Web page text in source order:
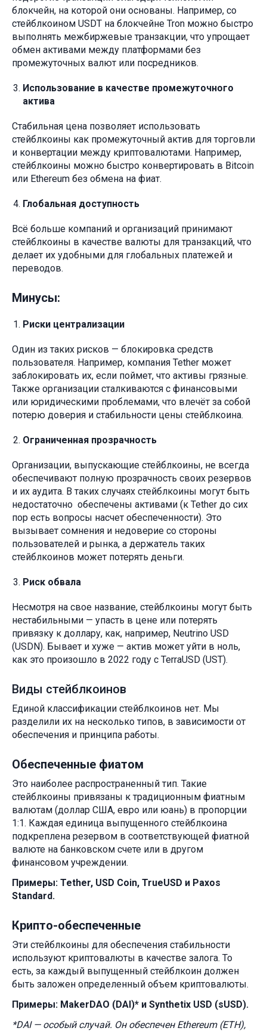
блокчейн, на которой они основаны. Например, со
стейблкоином USDT на блокчейне Tron можно быстро
выполнять межбиржевые транзакции, что упрощает
обмен активами между платформами без
промежуточных валют или посредников.
Использование в качестве промежуточного
актива
Стабильная цена позволяет использовать
стейблкоины как промежуточный актив для торговли
и конвертации между криптовалютами. Например,
стейблкоины можно быстро конвертировать в Bitcoin
или Ethereum без обмена на фиат.
Глобальная доступность
Всё больше компаний и организаций принимают
стейблкоины в качестве валюты для транзакций, что
делает их удобными для глобальных платежей и
переводов.
Минусы:
Риски централизации
Один из таких рисков — блокировка средств
пользователя. Например, компания Tether может
заблокировать их, если поймет, что активы грязные.
Также организации сталкиваются с финансовыми
или юридическими проблемами, что влечёт за собой
потерю доверия и стабильности цены стейблкоина.
Ограниченная прозрачность
Организации, выпускающие стейблкоины, не всегда
обеспечивают полную прозрачность своих резервов
и их аудита. В таких случаях стейблкоины могут быть
недостаточно обеспечены активами (к Tether до сих
пор есть вопросы насчет обеспеченности). Это
вызывает сомнения и недоверие со стороны
пользователей и рынка, а держатель таких
стейблкоинов может потерять деньги.
Риск обвала
Несмотря на свое название, стейблкоины могут быть
нестабильными — упасть в цене или потерять
привязку к доллару, как, например, Neutrino USD
(USDN). Бывает и хуже — актив может уйти в ноль,
как это произошло в 2022 году с TerraUSD (UST).
Виды стейблкоинов
Единой классификации стейблкоинов нет. Мы
разделили их на несколько типов, в зависимости от
обеспечения и принципа работы.
Обеспеченные фиатом
Это наиболее распространенный тип. Такие
стейблкоины привязаны к традиционным фиатным
валютам (доллар США, евро или юань) в пропорции
1:1. Каждая единица выпущенного стейблкоина
подкреплена резервом в соответствующей фиатной
валюте на банковском счете или в другом
финансовом учреждении.
Примеры: Tether, USD Coin, TrueUSD и Paxos
Standard.
Крипто-обеспеченные
Эти стейблкоины для обеспечения стабильности
используют криптовалюты в качестве залога. То
есть, за каждый выпущенный стейблкоин должен
быть заложен определенный объем криптовалюты.
Примеры: MakerDAO (DAI)* и Synthetix USD (sUSD).
*DAI — особый случай. Он обеспечен Ethereum (ETH),